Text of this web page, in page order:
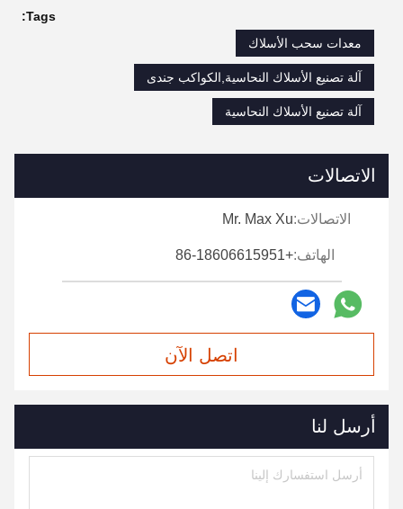
Tags:
معدات سحب الأسلاك
آلة تصنيع الأسلاك النحاسية,الكواكب جندى
آلة تصنيع الأسلاك النحاسية
الاتصالات
الاتصالات:Mr. Max Xu
الهاتف:+86-18606615951
اتصل الآن
أرسل لنا